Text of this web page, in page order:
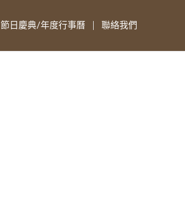
節日慶典/年度行事曆 聯絡我們